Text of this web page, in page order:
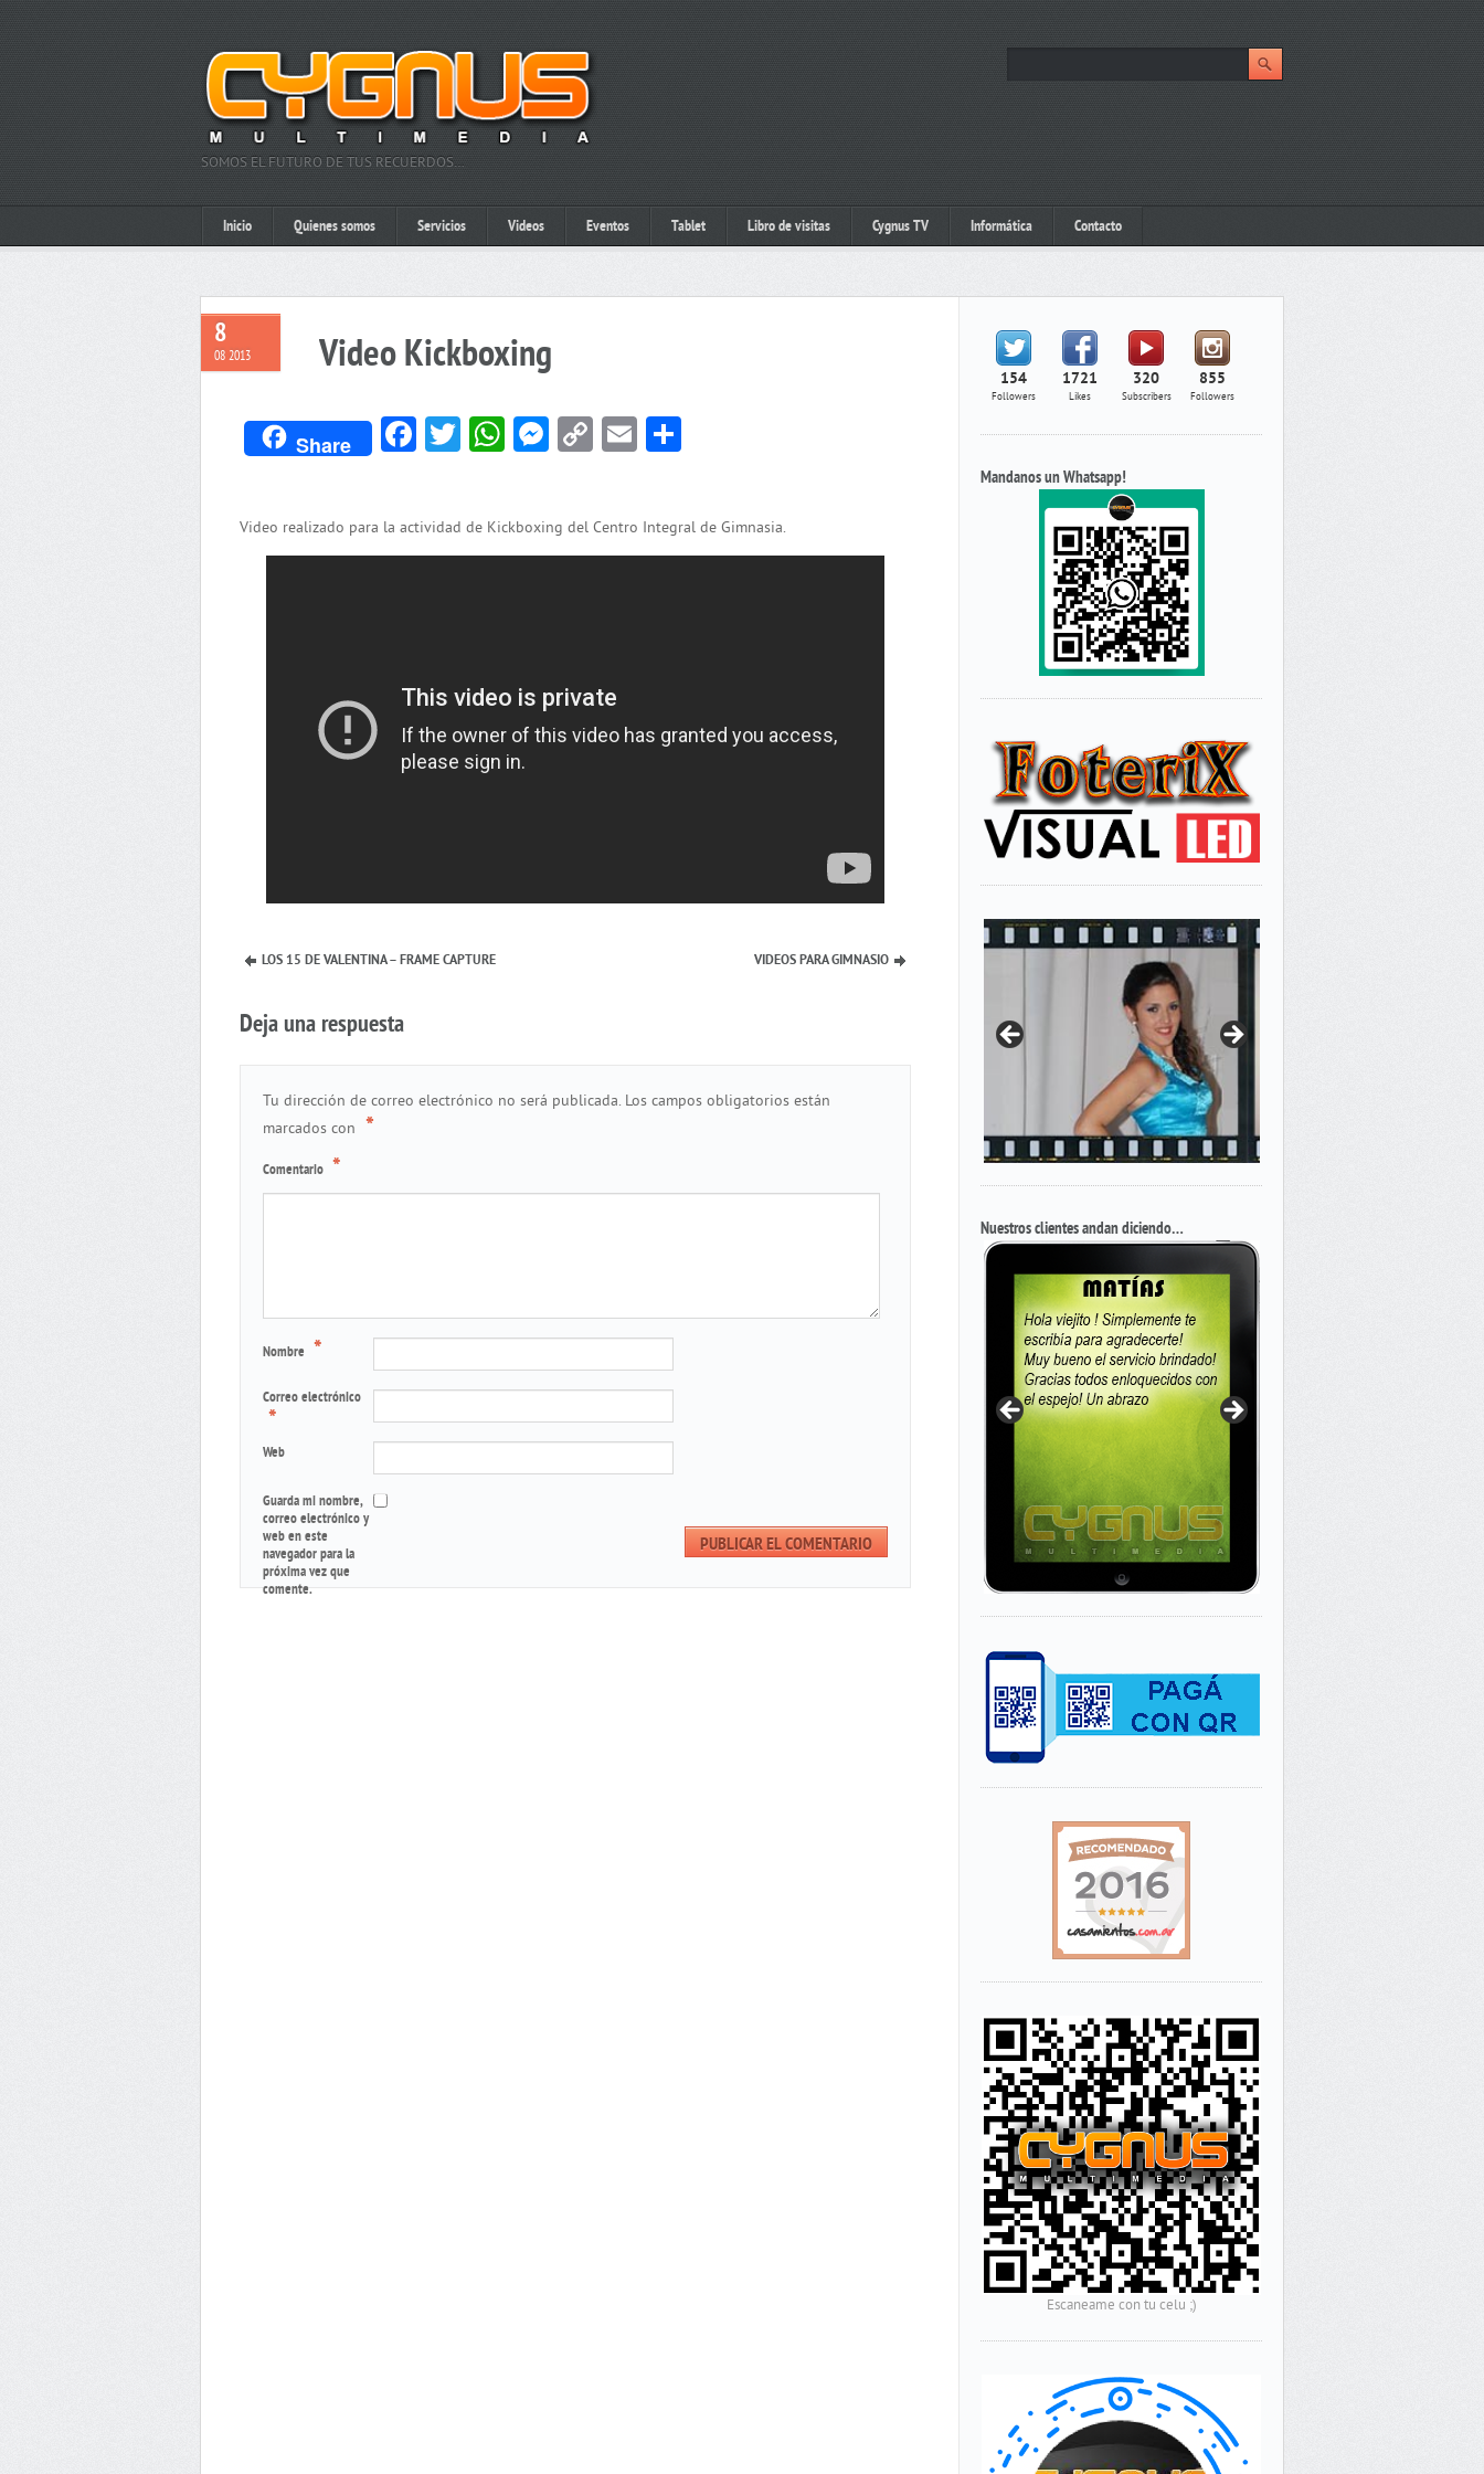
SOMOS EL FUTURO DE TUS RECUERDOS…
Inicio Quienes somos Servicios Videos Eventos Tablet Libro de visitas Cygnus TV Informática Contacto
8
08 2013 Video Kickboxing
Share Facebook
Twitter
WhatsApp
Messenger
CopyEmail
Video realizado para la actividad de Kickboxing del Centro Integral de Gimnasia.
LOS 15 DE VALENTINA – FRAME CAPTURE VIDEOS PARA GIMNASIO
Deja una respuesta
Tu dirección de correo electrónico no será publicada. Los campos obligatorios están
marcados con *
Comentario *
Nombre *
Correo electrónico
*
Web
Guarda mi nombre,
correo electrónico y
web en este
navegador para la
próxima vez que
comente.
154
Followers
1721
Likes
320
Subscribers
855
Followers
Mandanos un Whatsapp!
Nuestros clientes andan diciendo…
Escaneame con tu celu ;)